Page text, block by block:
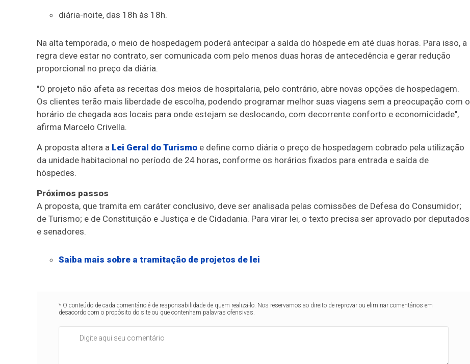
diária-noite, das 18h às 18h.
Na alta temporada, o meio de hospedagem poderá antecipar a saída do hóspede em até duas horas. Para isso, a
regra deve estar no contrato, ser comunicada com pelo menos duas horas de antecedência e gerar redução
proporcional no preço da diária.
"O projeto não afeta as receitas dos meios de hospitalaria, pelo contrário, abre novas opções de hospedagem.
Os clientes terão mais liberdade de escolha, podendo programar melhor suas viagens sem a preocupação com o
horário de chegada aos locais para onde estejam se deslocando, com decorrente conforto e economicidade",
afirma Marcelo Crivella.
A proposta altera a Lei Geral do Turismo e define como diária o preço de hospedagem cobrado pela utilização
da unidade habitacional no período de 24 horas, conforme os horários fixados para entrada e saída de
hóspedes.
Próximos passos
A proposta, que tramita em caráter conclusivo, deve ser analisada pelas comissões de Defesa do Consumidor;
de Turismo; e de Constituição e Justiça e de Cidadania. Para virar lei, o texto precisa ser aprovado por deputados
e senadores.
Saiba mais sobre a tramitação de projetos de lei
* O conteúdo de cada comentário é de responsabilidade de quem realizá-lo. Nos reservamos ao direito de reprovar ou eliminar comentários em
desacordo com o propósito do site ou que contenham palavras ofensivas.